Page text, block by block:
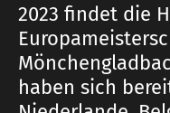
2023 findet die
haben sich